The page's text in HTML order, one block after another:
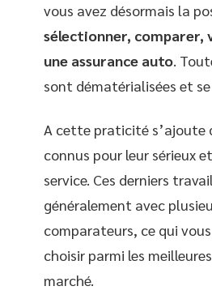
vous avez désormais la
sélectionner, comparer,
une assurance auto.
sont dématérialisées et
A cette praticité s’ajoute
connus pour leur sérieux
service. Ces derniers
généralement avec
comparateurs, ce qui
choisir parmi les
marché.